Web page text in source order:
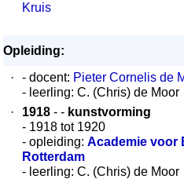
Kruis
Opleiding:
·
- docent: Pieter Cornelis de
- leerling: C. (Chris) de Moor
·
1918 - - kunstvorming
- 1918 tot 1920
- opleiding: Academie voor
Rotterdam
- leerling: C. (Chris) de Moor